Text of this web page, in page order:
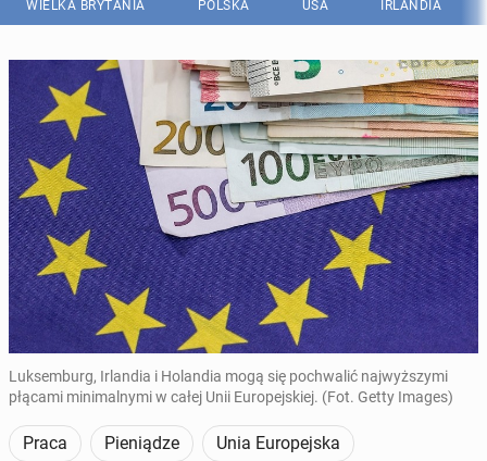
WIELKA BRYTANIA POLSKA USA IRLANDIA
Luksemburg, Irlandia i Holandia mogą się pochwalić najwyższymi
płącami minimalnymi w całej Unii Europejskiej. (Fot. Getty Images)
Praca Pieniądze Unia Europejska